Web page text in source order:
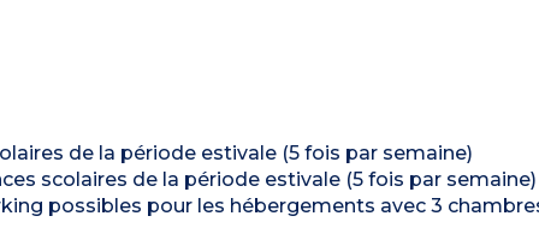
de la période estivale (5 fois par semaine)
scolaires de la période estivale (5 fois par semaine)
possibles pour les hébergements avec 3